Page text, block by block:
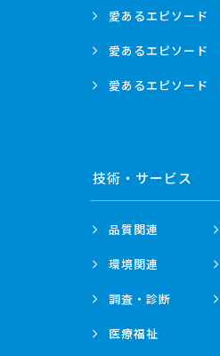
愛あるエピソード
愛あるエピソード
愛あるエピソード
技術・ サービス
品質関連
環境関連
調査・診断
医療福祉